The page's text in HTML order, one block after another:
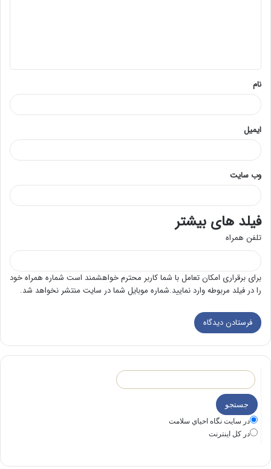
*
نام
ایمیل
وب‌ سایت
فیلد های بیشتر
تلفن همراه
برای برقراری امکان تعامل با شما کاربر محترم خواهشمند است شماره همراه خود
را در فیلد مربوطه وارد نمایید.شماره موبایل شما در سایت منتشر نخواهد شد.
در سايت نگاه احياي سلامت
در كل اينترنت